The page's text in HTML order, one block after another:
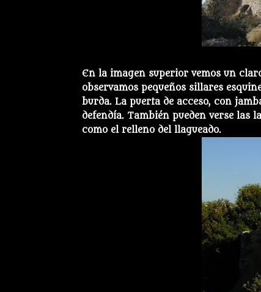
En la imagen superior vemos un
observamos pequeños sillares
burda. La puerta de acceso, con
defendía. También pueden verse las
como el relleno del llagueado.